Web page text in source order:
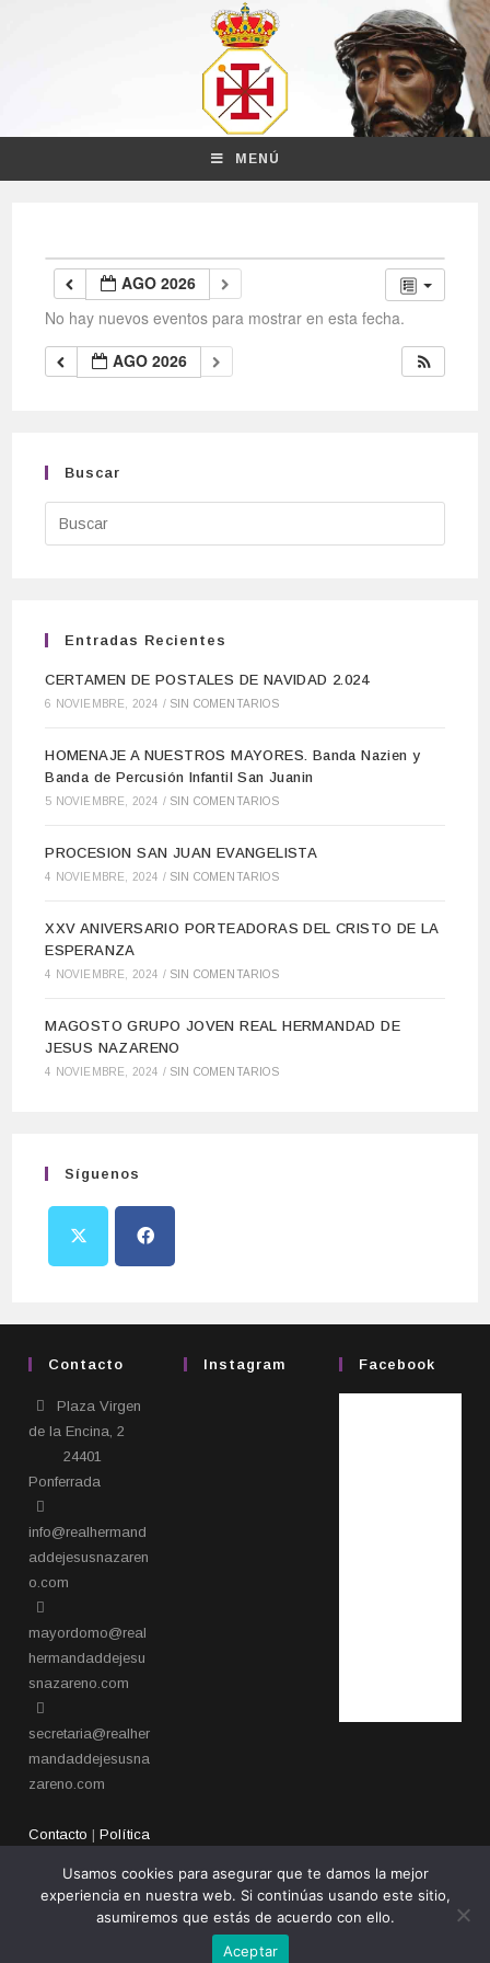
MENÚ
AGO 2026
No hay nuevos eventos para mostrar en esta fecha.
AGO 2026
Buscar
Entradas Recientes
CERTAMEN DE POSTALES DE NAVIDAD 2.024
6 NOVIEMBRE, 2024 / SIN COMENTARIOS
HOMENAJE A NUESTROS MAYORES. Banda Nazien y
Banda de Percusión Infantil San Juanin
5 NOVIEMBRE, 2024 / SIN COMENTARIOS
PROCESION SAN JUAN EVANGELISTA
4 NOVIEMBRE, 2024 / SIN COMENTARIOS
XXV ANIVERSARIO PORTEADORAS DEL CRISTO DE LA
ESPERANZA
4 NOVIEMBRE, 2024 / SIN COMENTARIOS
MAGOSTO GRUPO JOVEN REAL HERMANDAD DE
JESUS NAZARENO
4 NOVIEMBRE, 2024 / SIN COMENTARIOS
Síguenos
Contacto
Plaza Virgen
de la Encina, 2
24401
Ponferrada​
info@realhermand
addejesusnazaren
o.com
mayordomo@real
hermandaddejesu
snazareno.com
secretaria@realher
mandaddejesusna
zareno.com
Contacto |Política
Instagram Facebook
Usamos cookies para asegurar que te damos la mejor
experiencia en nuestra web. Si continúas usando este sitio,
asumiremos que estás de acuerdo con ello.
Aceptar